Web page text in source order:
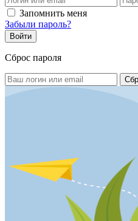
Запомнить меня
Забыли пароль?
Сброс пароля